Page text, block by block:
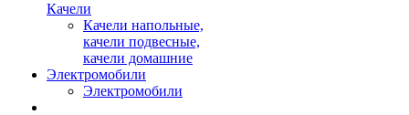
Качели
Качели напольные,
качели подвесные,
качели домашние
Электромобили
Электромобили